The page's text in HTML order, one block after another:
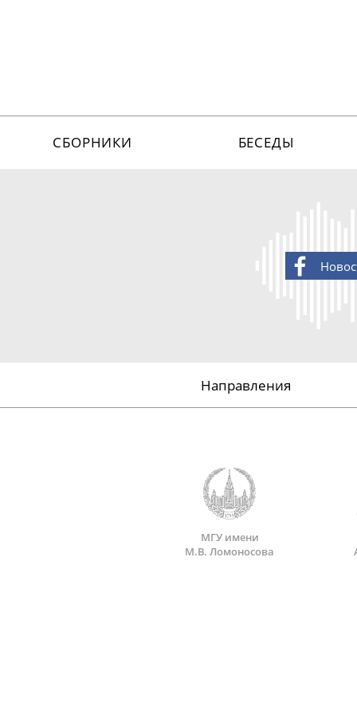
СБОРНИКИ БЕСЕДЫ
Направления
МГУ имени
М.В. Ломоносова